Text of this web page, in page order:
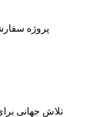
پروژه
تلاش جهانی